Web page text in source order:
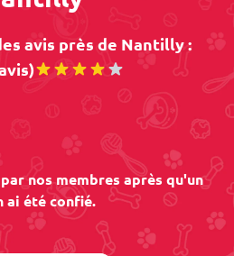
avis près de Nantilly :
nos membres après qu'un
ai été confié.